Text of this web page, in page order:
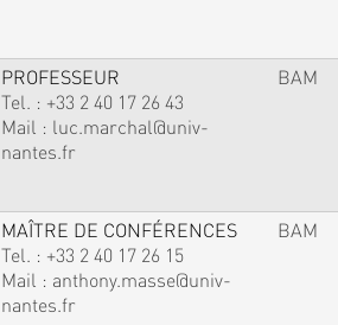
PROFESSEUR
Tel. : +33 2 40 17 26 43
Mail : luc.marchal@univ-
nantes.fr
BAM
MAÎTRE DE CONFÉRENCES
Tel. : +33 2 40 17 26 15
Mail : anthony.masse@univ-
nantes.fr
BAM